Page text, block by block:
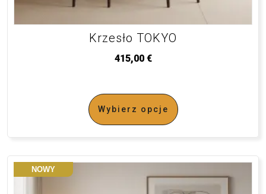
Krzesło TOKYO
415,00 €
Wybierz opcje
NOWY